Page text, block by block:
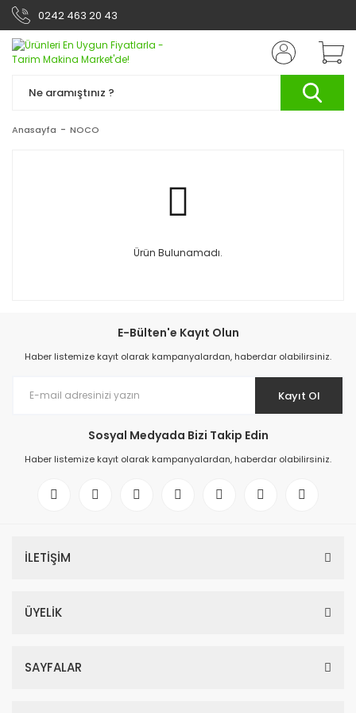
0242 463 20 43
Anasayfa NOCO
Ürün Bulunamadı.
E-Bülten'e Kayıt Olun
Haber listemize kayıt olarak kampanyalardan, haberdar olabilirsiniz.
Kayıt Ol
Sosyal Medyada Bizi Takip Edin
Haber listemize kayıt olarak kampanyalardan, haberdar olabilirsiniz.
İLETİŞİM
ÜYELİK
SAYFALAR